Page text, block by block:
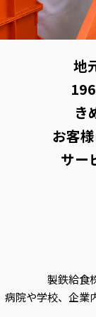
地
き
お客
サー
製鉄給食
病院や学校、企業